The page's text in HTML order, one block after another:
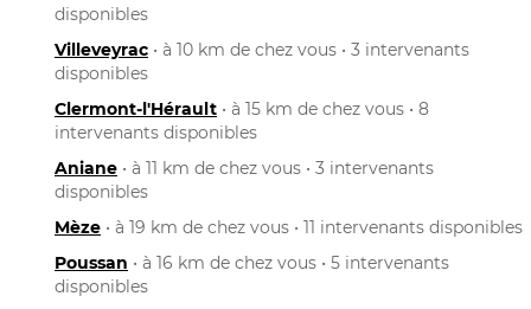
disponibles
Villeveyrac • à 10 km de chez vous • 3 intervenants
disponibles
Clermont-l'Hérault • à 15 km de chez vous • 8
intervenants disponibles
Aniane • à 11 km de chez vous • 3 intervenants
disponibles
Mèze • à 19 km de chez vous • 11 intervenants disponibles
Poussan • à 16 km de chez vous • 5 intervenants
disponibles